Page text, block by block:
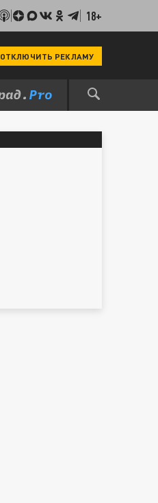
18+
ОТКЛЮЧИТЬ РЕКЛАМУ